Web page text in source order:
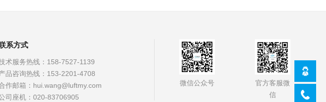
系方式
术服务热线： 158-7527-1139
品咨询热线： 153-2201-4708
作邮箱： hui.wang@luftmy.com
司座机： 020-83706905
微信公众号
官方客服微
信